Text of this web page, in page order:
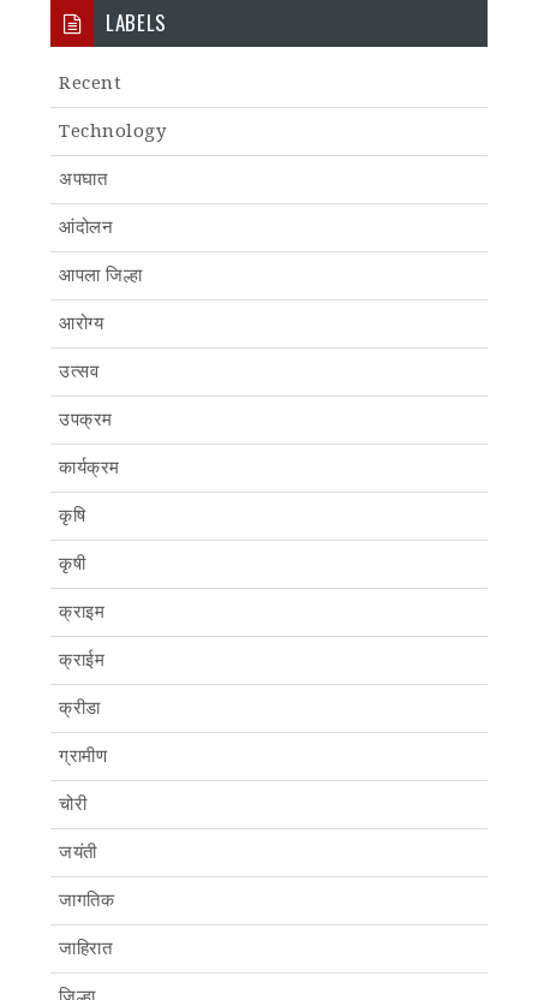
LABELS
Recent
Technology
अपघात
आंदोलन
आपला जिल्हा
आरोग्य
उत्सव
उपक्रम
कार्यक्रम
कृषि
कृषी
क्राइम
क्राईम
क्रीडा
ग्रामीण
चोरी
जयंती
जागतिक
जाहिरात